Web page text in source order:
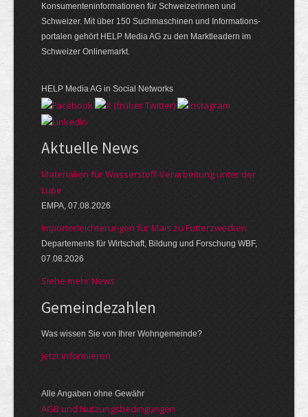
Konsumenten­infor­mationen für Schwei­zerinnen und
Schweizer. Mit über 150 Such­ma­schinen und Infor­mations­
portalen gehört HELP Media AG zu den Markt­leadern im
Schweizer Onlinemarkt.
HELP Media AG in Social Networks
Aktuelle News
Materialien für Wasserstoff-Verarbeitung unter der
Lupe
EMPA, 07.08.2026
Importerleichterungen für Mais zu Futterzwecken
Departements für Wirtschaft, Bildung und Forschung WBF,
07.08.2026
Siehe mehr News
Gemeinde­zahlen
Was wissen Sie von Ihrer Wohngemeinde?
Jetzt informieren
Alle Angaben ohne Gewähr
AGB und Nutzungsbedingungen